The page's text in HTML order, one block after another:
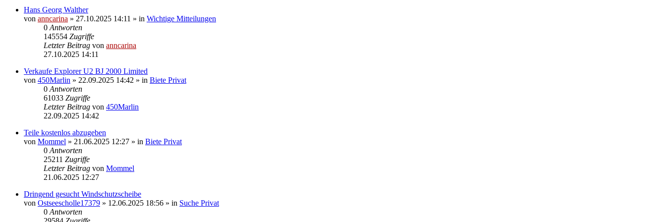
Hans Georg Walther
von anncarina » 27.10.2025 14:11 » in Wichtige Mitteilungen
0 Antworten
145554 Zugriffe
Letzter Beitrag von anncarina
27.10.2025 14:11
Verkaufe Explorer U2 BJ 2000 Limited
von 450Marlin » 22.09.2025 14:42 » in Biete Privat
0 Antworten
61033 Zugriffe
Letzter Beitrag von 450Marlin
22.09.2025 14:42
Teile kostenlos abzugeben
von Mommel » 21.06.2025 12:27 » in Biete Privat
0 Antworten
25211 Zugriffe
Letzter Beitrag von Mommel
21.06.2025 12:27
Dringend gesucht Windschutzscheibe
von Ostseescholle17379 » 12.06.2025 18:56 » in Suche Privat
0 Antworten